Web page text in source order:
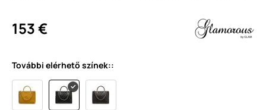
153 €
További elérhető színek::